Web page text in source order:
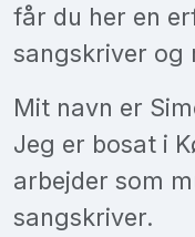
får du her en
sangskriver og
Mit navn er
Jeg er bosat i
arbejder som
sangskriver.